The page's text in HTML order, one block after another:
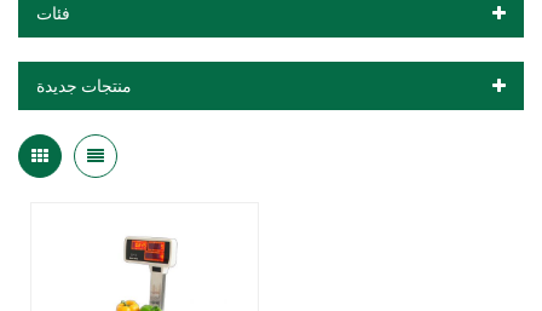
فئات
منتجات جديدة